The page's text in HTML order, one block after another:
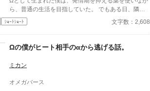
ら、普通の生活を目指していた。 でもある日、隣の
席の無口なαが、僕の香りに気づいてしまって……。
これは、番じゃないふたりの、近すぎる距離で始ま
ｼｮｰﾄｼｮｰﾄ 文字数：2,608
Ωの僕がヒート相手のαから逃げる話。
ミカン
オメガバース